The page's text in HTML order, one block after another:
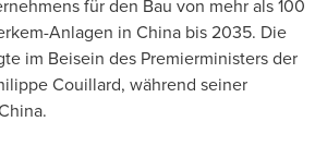
für den Bau von mehr als 100
Anlagen in China bis 2035. Die
im Beisein des Premierministers der
Couillard, während seiner
.